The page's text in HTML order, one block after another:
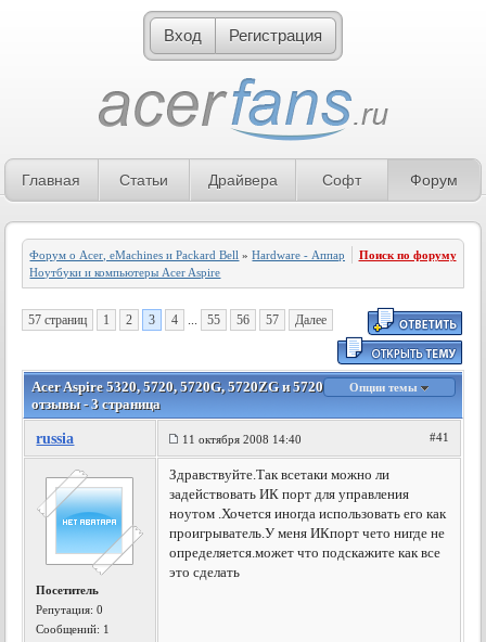
Вход Регистрация
Главная Статьи Драйвера Софт Форум
Форум о Acer, eMachines и Packard Bell »Hardware - Аппаратное обеспечение»
Ноутбуки и компьютеры Acer Aspire
Поиск по форуму
57 страниц 1 2 3 4 ... 55 56 57 Далее
Acer Aspire 5320, 5720, 5720G, 5720ZG и 5720Z - Обсуждение и
отзывы - 3 страница
Опции темы
russia 11 октября 2008 14:40 #41
Посетитель
Репутация:0
Сообщений: 1
Здравствуйте.Так всетаки можно ли
задействовать ИК порт для управления
ноутом .Хочется иногда использовать его как
проигрыватель.У меня ИКпорт чето нигде не
определяется.может что подскажите как все
это сделать